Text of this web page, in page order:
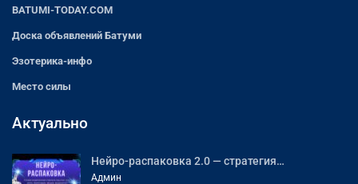
BATUMI-TODAY.COM
Доска объявлений Батуми
Эзотерика-инфо
Место силы
Актуально
Нейро-распаковка 2.0 — стратегия…
Админ